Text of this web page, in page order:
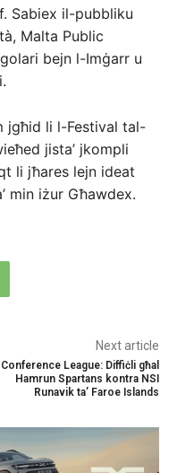
Sabiex il-pubbliku
Malta Public
bejn l-Imġarr u
jgħid li l-Festival tal-
jista’ jkompli
li jħares lejn ideat
min iżur Għawdex.
Next article
Conference League: Diffiċli għal
Hamrun Spartans kontra NSI
Runavik ta’ Faroe Islands